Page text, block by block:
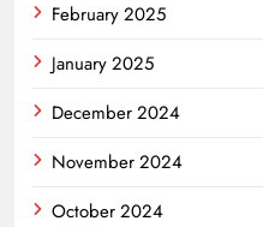
February 2025
January 2025
December 2024
November 2024
October 2024